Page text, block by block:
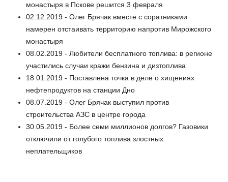
монастыря в Пскове решится 3 февраля
02.12.2019 - Олег Брячак вместе с соратниками
намерен отстаивать территорию напротив Мирожского
монастыря
08.02.2019 - Любители бесплатного топлива: в регионе
участились случаи кражи бензина и дизтоплива
18.01.2019 - Поставлена точка в деле о хищениях
нефтепродуктов на станции Дно
08.07.2019 - Олег Брячак выступил против
строительства АЗС в центре города
30.05.2019 - Более семи миллионов долгов? Газовики
отключили от голубого топлива злостных
неплательщиков